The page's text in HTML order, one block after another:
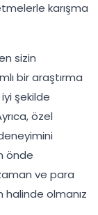
karışma
sizin
bir araştırma
şekilde
özel
önde
ve para
halinde olmanız